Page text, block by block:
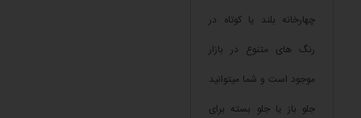
چهارخانه بلند یا کوتاه در
رنگ های متنوع در بازار
موجود است و شما میتوانید
جلو باز یا جلو بسته برای